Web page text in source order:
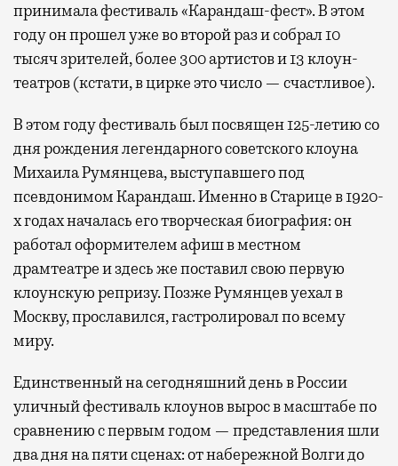
принимала фестиваль «Карандаш-фест». В этом
году он прошел уже во второй раз и собрал 10
тысяч зрителей, более 300 артистов и 13 клоун-
театров (кстати, в цирке это число — счастливое).
В этом году фестиваль был посвящен 125-летию со
дня рождения легендарного советского клоуна
Михаила Румянцева, выступавшего под
псевдонимом Карандаш. Именно в Старице в 1920-
х годах началась его творческая биография: он
работал оформителем афиш в местном
драмтеатре и здесь же поставил свою первую
клоунскую репризу. Позже Румянцев уехал в
Москву, прославился, гастролировал по всему
миру.
Единственный на сегодняшний день в России
уличный фестиваль клоунов вырос в масштабе по
сравнению с первым годом — представления шли
два дня на пяти сценах: от набережной Волги до